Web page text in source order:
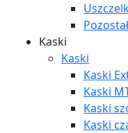
Kaski
Kaski
Kaski
Kaski
Kaski
Kaski